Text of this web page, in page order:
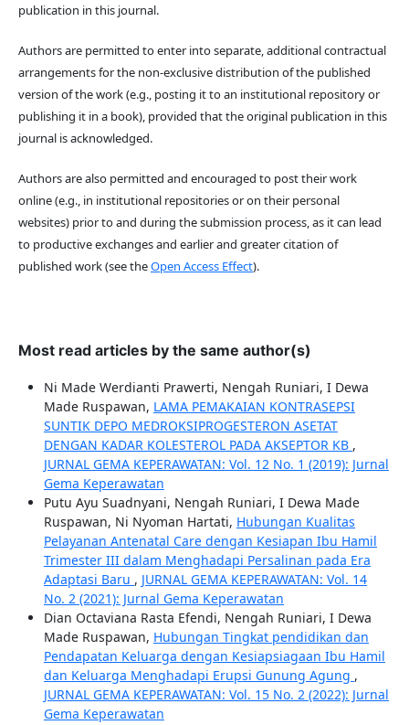
publication in this journal.
Authors are permitted to enter into separate, additional contractual
arrangements for the non-exclusive distribution of the published
version of the work (e.g., posting it to an institutional repository or
publishing it in a book), provided that the original publication in this
journal is acknowledged.
Authors are also permitted and encouraged to post their work
online (e.g., in institutional repositories or on their personal
websites) prior to and during the submission process, as it can lead
to productive exchanges and earlier and greater citation of
published work (see theOpen Access Effect).
Most read articles by the same author(s)
Ni Made Werdianti Prawerti, Nengah Runiari, I Dewa
Made Ruspawan, LAMA PEMAKAIAN KONTRASEPSI
SUNTIK DEPO MEDROKSIPROGESTERON ASETAT
DENGAN KADAR KOLESTEROL PADA AKSEPTOR KB ,
JURNAL GEMA KEPERAWATAN: Vol. 12 No. 1 (2019): Jurnal
Gema Keperawatan
Putu Ayu Suadnyani, Nengah Runiari, I Dewa Made
Ruspawan, Ni Nyoman Hartati, Hubungan Kualitas
Pelayanan Antenatal Care dengan Kesiapan Ibu Hamil
Trimester III dalam Menghadapi Persalinan pada Era
Adaptasi Baru , JURNAL GEMA KEPERAWATAN: Vol. 14
No. 2 (2021): Jurnal Gema Keperawatan
Dian Octaviana Rasta Efendi, Nengah Runiari, I Dewa
Made Ruspawan, Hubungan Tingkat pendidikan dan
Pendapatan Keluarga dengan Kesiapsiagaan Ibu Hamil
dan Keluarga Menghadapi Erupsi Gunung Agung ,
JURNAL GEMA KEPERAWATAN: Vol. 15 No. 2 (2022): Jurnal
Gema Keperawatan